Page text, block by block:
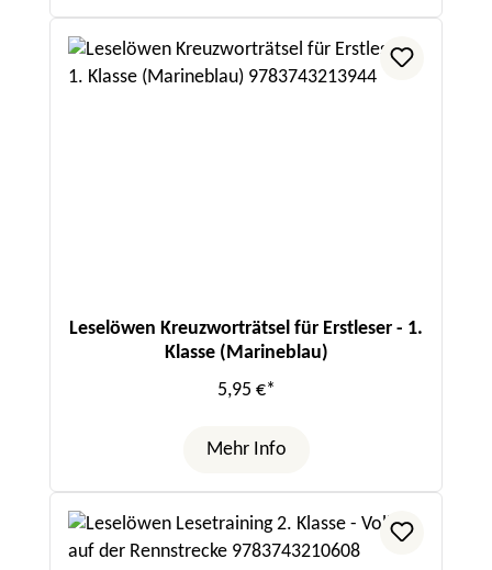
Leselöwen Kreuzworträtsel für Erstleser - 1.
Klasse (Marineblau)
5,95 €*
Mehr Info